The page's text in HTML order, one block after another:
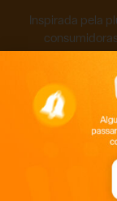
Inspirada pela